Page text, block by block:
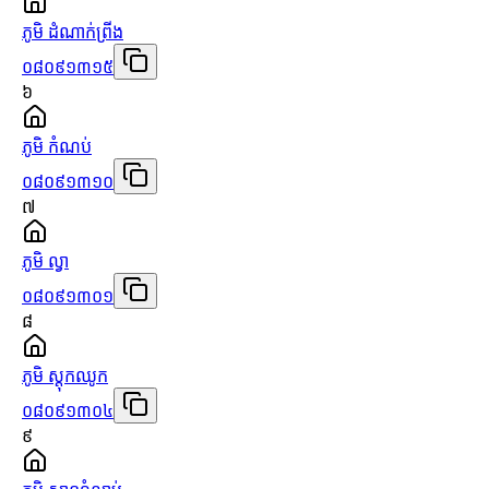
ភូមិ ដំណាក់ព្រីង
០៨០៩១៣១៥
៦
ភូមិ កំណប់
០៨០៩១៣១០
៧
ភូមិ ល្វា
០៨០៩១៣០១
៨
ភូមិ ស្ដុកឈូក
០៨០៩១៣០៤
៩